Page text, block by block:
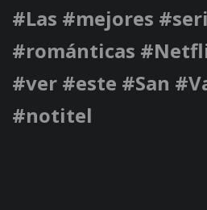
#Las #mejores
#románticas
#ver #este #San
#notitel